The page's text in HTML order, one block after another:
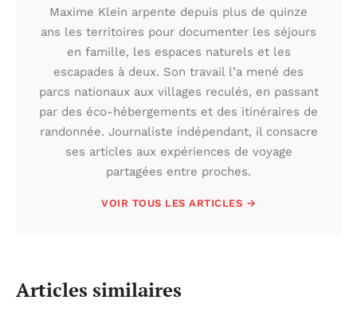
Maxime Klein arpente depuis plus de quinze
ans les territoires pour documenter les séjours
en famille, les espaces naturels et les
escapades à deux. Son travail l’a mené des
parcs nationaux aux villages reculés, en passant
par des éco-hébergements et des itinéraires de
randonnée. Journaliste indépendant, il consacre
ses articles aux expériences de voyage
partagées entre proches.
VOIR TOUS LES ARTICLES →
Articles similaires